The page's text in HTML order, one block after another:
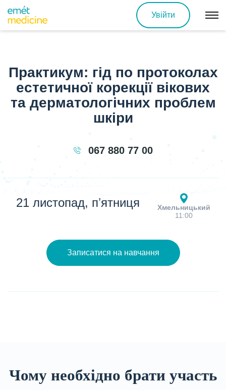
Увійти
Практикум: гід по протоколах
естетичної корекції вікових
та дерматологічних проблем
шкіри
067 880 77 00
21 листопад, пʼятниця
Хмельницький
11:00
Записатися на навчання
Чому необхідно брати участь